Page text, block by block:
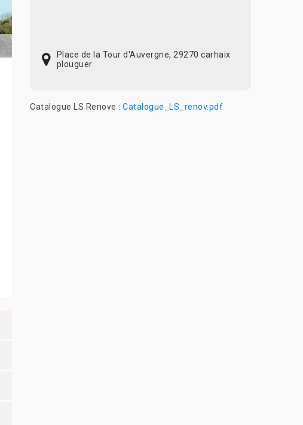
Place de la Tour d'Auvergne, 29270 carhaix
plouguer
Catalogue LS Renove : Catalogue_LS_renov.pdf